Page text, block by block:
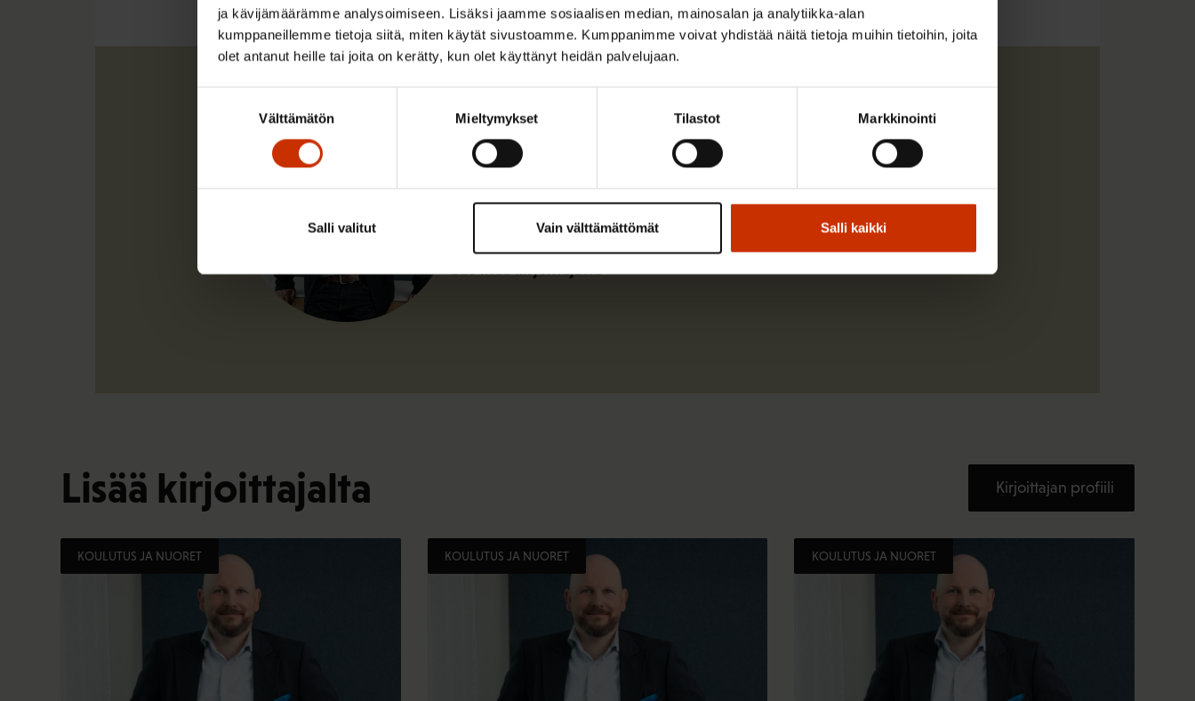
ja kävijämäärämme analysoimiseen. Lisäksi jaamme sosiaalisen median, mainosalan ja analytiikka-alan
kumppaneillemme tietoja siitä, miten käytät sivustoamme. Kumppanimme voivat yhdistää näitä tietoja muihin tietoihin, joita
olet antanut heille tai joita on kerätty, kun olet käyttänyt heidän palvelujaan.
Välttämätön Mieltymykset Tilastot Markkinointi
Vain välttämättömät
Salli valitut Salli kaikki
Mikko Heinikoski
Vastaan SAK:ssa koulutus-, maahanmuutto- ja työvoimapolitiikan
Lisää kirjoittajalta Kirjoittajan profiili
KOULUTUS JA NUORET KOULUTUS JA NUORET KOULUTUS JA NUORET